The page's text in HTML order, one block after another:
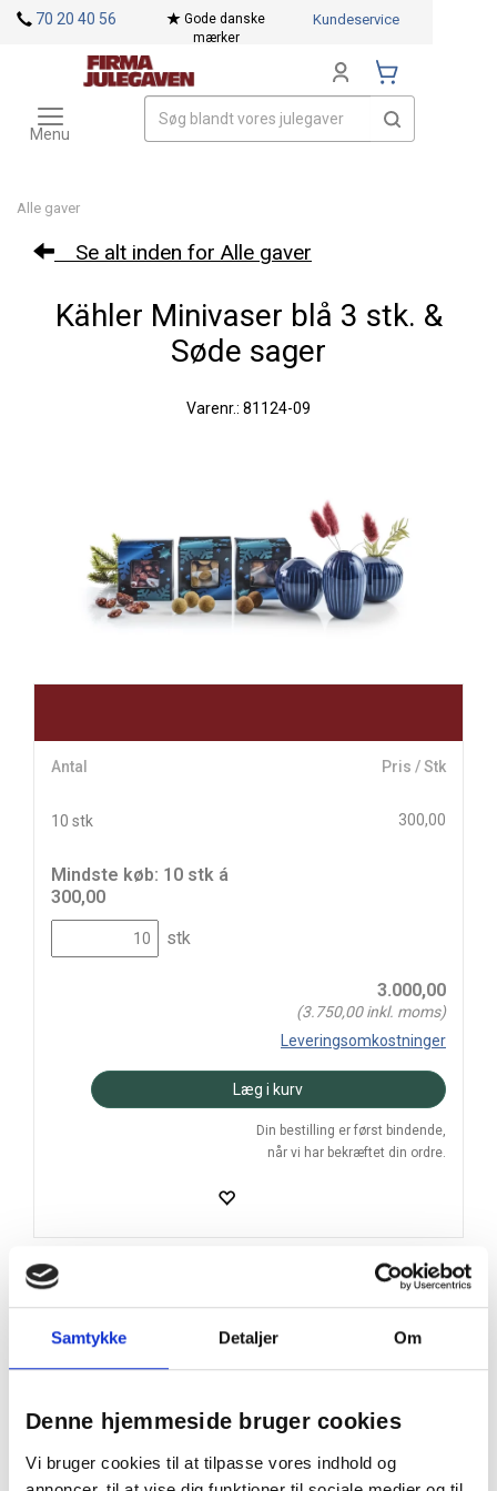
Samtykke Detaljer Om
Denne hjemmeside bruger cookies
Vi bruger cookies til at tilpasse vores indhold og
Alle gaver
Se alt inden for Alle gaver
Kähler Minivaser blå 3 stk. &
Søde sager
Varenr.: 81124-09
Antal Pris / Stk
10 stk 300,00
Mindste køb: 10 stk á
300,00
stk
3.000,00
(3.750,00inkl. moms)
Leveringsomkostninger
Læg i kurv
Din bestilling er først bindende,
når vi har bekræftet din ordre.
På lager
Levering: 2-5 hverdage
Prismatch
Handelsbetingelser
70 20 40 56
Gode danske
mærker
Kundeservice
Toggle
navigation
Menu
Mærker